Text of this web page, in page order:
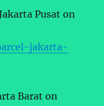
Pusat on
jakarta-
Barat on